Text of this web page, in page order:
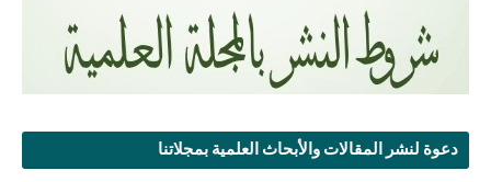
دعوة لنشر المقالات والأبحاث العلمية بمجلاتنا